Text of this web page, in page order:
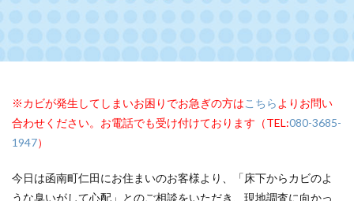
※カビが発生してしまいお困りでお急ぎの方はこちら よりお問い
合わせください。お電話でも受け付けております（TEL:080-3685-
1947）
今日は函南町仁田にお住まいのお客様より、「床下からカビのよ
うな臭いがして心配」とのご相談をいただき、現地調査に向かっ